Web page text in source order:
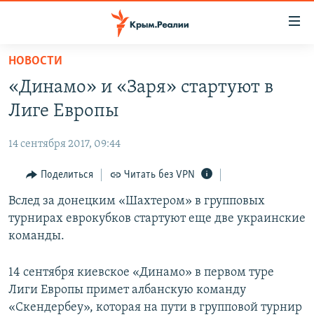
Вернуться
основному
содержанию
навигации
Вернутся
поиску
СПЕЦПРОЕКТЫ
КАРТА ВОЕННЫХ ОБЪЕКТОВ КРЫМА
11 ЛЕТ ОККУПАЦИИ КРЫМА. 11 ИСТОРИЙ СОПРОТИВЛЕНИЯ
ИСТОРИЯ
ЕЩЕ
ИНТЕРАКТИВ
ИНФОГРАФИКА
СОВЕТЫ ПРАВОЗАЩИТНИКОВ
ПРОПАВШИЕ БЕЗ ВЕСТИ
РАДІО СВОБОДА
КАК ОБОЙТИ БЛОКИРОВКУ
Українською
Qırımtatar
НОВОСТИ
«Динамо» и «Заря» стартуют в
Лиге Европы
14 сентября 2017, 09:44
Поделиться Читать без VPN
Вслед за донецким «Шахтером» в групповых
турнирах еврокубков стартуют еще две украинские
команды.
14 сентября киевское «Динамо» в первом туре
Лиги Европы примет албанскую команду
«Скендербеу», которая на пути в групповой турнир